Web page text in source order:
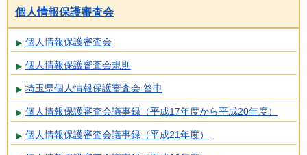
個人情報保護審査会
個人情報保護審査会
個人情報保護審査会規則
埼玉県個人情報保護審査会 答申
個人情報保護審査会議事録（平成17年度から平成20年度）
個人情報保護審査会議事録（平成21年度）